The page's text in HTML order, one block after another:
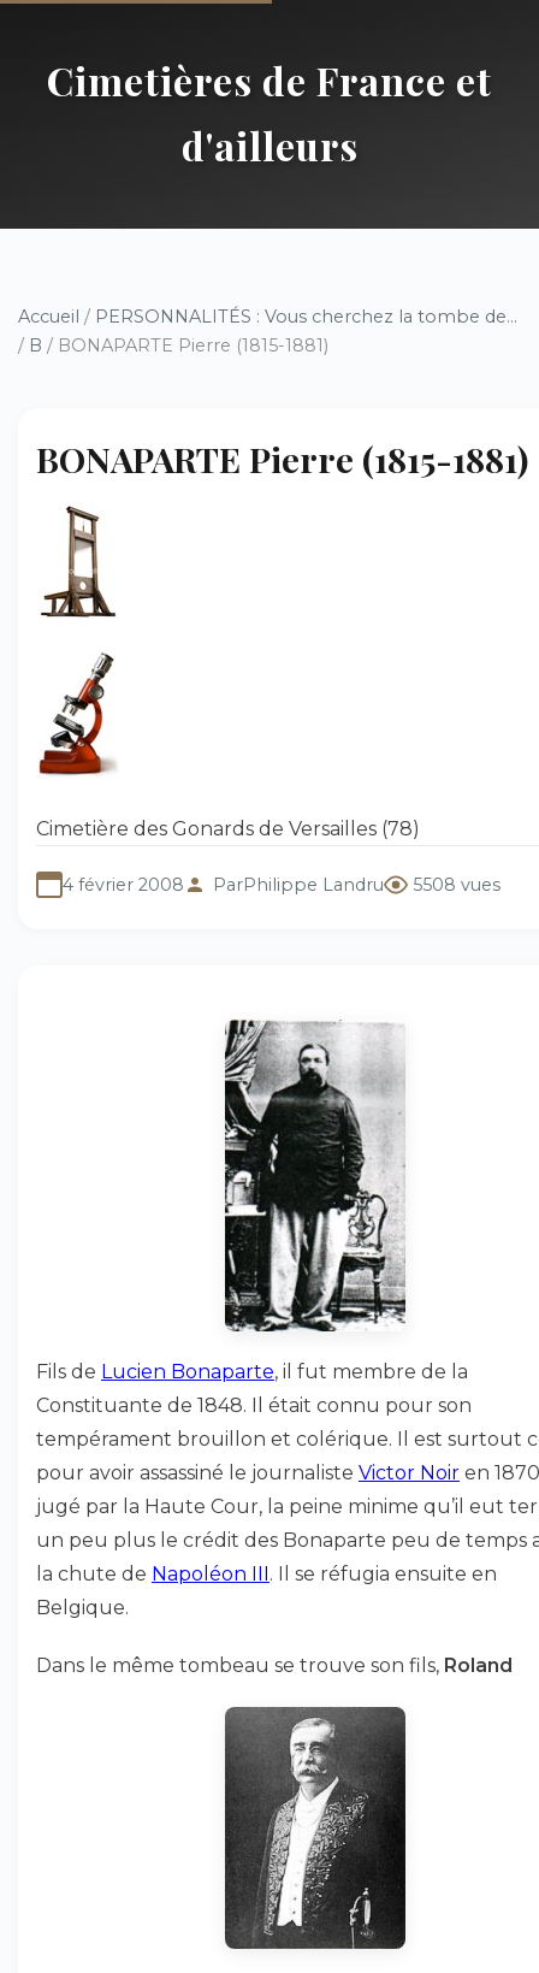
Cimetières de France et
d'ailleurs
Accueil / PERSONNALITÉS : Vous cherchez la tombe de...
/ B / BONAPARTE Pierre (1815-1881)
BONAPARTE Pierre (1815-1881)
Cimetière des Gonards de Versailles (78)
4 février 2008 ParPhilippe Landru 5508 vues
Fils de Lucien Bonaparte, il fut membre de la
Constituante de 1848. Il était connu pour son
tempérament brouillon et colérique. Il est surtout
pour avoir assassiné le journaliste Victor Noir en
jugé par la Haute Cour, la peine minime qu’il eut
un peu plus le crédit des Bonaparte peu de temps
la chute de Napoléon III. Il se réfugia ensuite en
Belgique.
Dans le même tombeau se trouve son fils, Roland